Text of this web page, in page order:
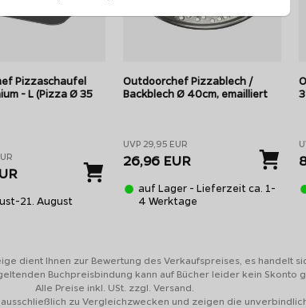
Pizzaschaufel
- L (Pizza Ø 35
21. August
Outdoorchef Pizzablech /
Backblech Ø 40cm, emailliert
UVP 29,95 EUR
26,96 EUR
auf Lager - Lieferzeit ca. 1-
4 Werktage
dient Ihnen zur Bewertung des Verkaufspreises, es handelt
Buchpreisbindung kann auf Bücher leider kein Skonto
Alle Preise inkl. USt. zzgl. Versand.
zu Vergleichzwecken und zeigen die